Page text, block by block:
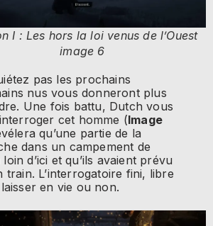
I : Les hors la loi venus de l’Ouest
image 6
pas les prochains
nus vous donneront plus
Une fois battu, Dutch vous
cet homme (Image
qu’une partie de la
dans un campement de
d’ici et qu’ils avaient prévu
train. L’interrogatoire fini, libre
en vie ou non.